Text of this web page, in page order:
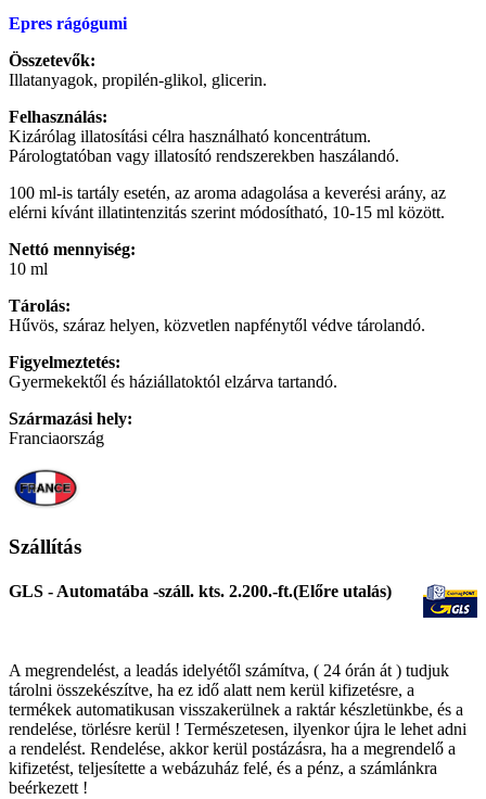
Epres rágógumi
Összetevők:
Illatanyagok, propilén-glikol, glicerin.
Felhasználás:
Kizárólag illatosítási célra használható koncentrátum.
Párologtatóban vagy illatosító rendszerekben haszálandó.
100 ml-is tartály esetén, az aroma adagolása a keverési arány, az
elérni kívánt illatintenzitás szerint módosítható, 10-15 ml között.
Nettó mennyiség:
10 ml
Tárolás:
Hűvös, száraz helyen, közvetlen napfénytől védve tárolandó.
Figyelmeztetés:
Gyermekektől és háziállatoktól elzárva tartandó.
Származási hely:
Franciaország
Szállítás
GLS - Automatába -száll. kts. 2.200.-ft.(Előre utalás)
A megrendelést, a leadás idelyétől számítva, ( 24 órán át ) tudjuk
tárolni összekészítve, ha ez idő alatt nem kerül kifizetésre, a
termékek automatikusan visszakerülnek a raktár készletünkbe, és a
rendelése, törlésre kerül ! Természetesen, ilyenkor újra le lehet adni
a rendelést. Rendelése, akkor kerül postázásra, ha a megrendelő a
kifizetést, teljesítette a webázuház felé, és a pénz, a számlánkra
beérkezett !